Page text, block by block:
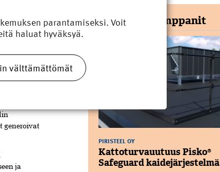
niitä, joissa
siitä
40–
ja
generoivat
ja
Yhteistyökumppanit
PIRISTEEL OY
Kattoturvauutuus Pisko®
Safeguard kaidejärjestelmä
parantamiseksi. Voit
haluat hyväksyä.
välttämättömät